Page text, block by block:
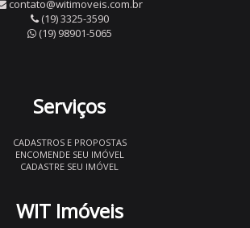
contato@witimoveis.com.br
(19) 3325-3590
(19) 98901-5065
Serviços
CADASTROS E PROPOSTAS
ENCOMENDE SEU IMÓVEL
CADASTRE SEU IMÓVEL
WIT Imóveis